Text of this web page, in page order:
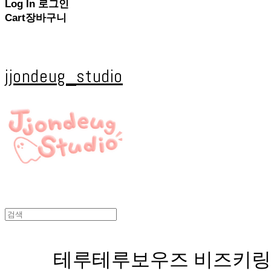
Log In 로그인
Cart장바구니
jjondeug_studio
테루테루보우즈 비즈키